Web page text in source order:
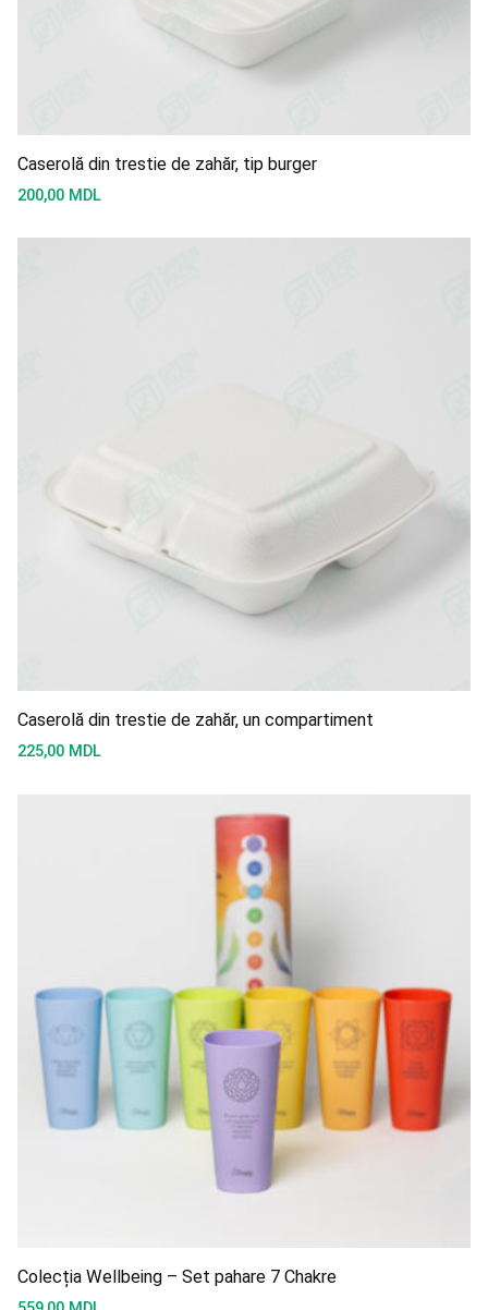
Caserolă din trestie de zahăr, tip burger
200,00 MDL
Caserolă din trestie de zahăr, un compartiment
225,00 MDL
Colecția Wellbeing – Set pahare 7 Chakre